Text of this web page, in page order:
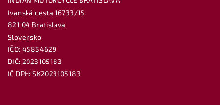
Ivanská cesta 16733/15
821 04 Bratislava
Slovensko
IČO: 45854629
DIČ: 2023105183
IČ DPH: SK2023105183